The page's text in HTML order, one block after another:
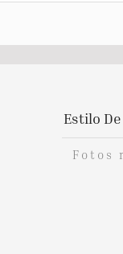
Estilo
Fotos